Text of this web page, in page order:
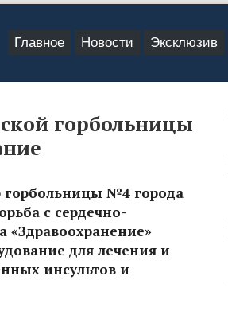
Главное Новости Эксклюзив
горбольницы
горбольницы №4 города
с сердечно-
«Здравоохранение»
для лечения и
инсультов и